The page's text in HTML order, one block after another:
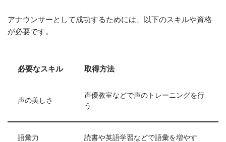
アナウンサーとして成功するためには、以下のスキルや資格
が必要です。
必要なスキル 取得方法
声の美しさ
声優教室などで声のトレーニングを行
う
語彙力 読書や英語学習などで語彙を増やす